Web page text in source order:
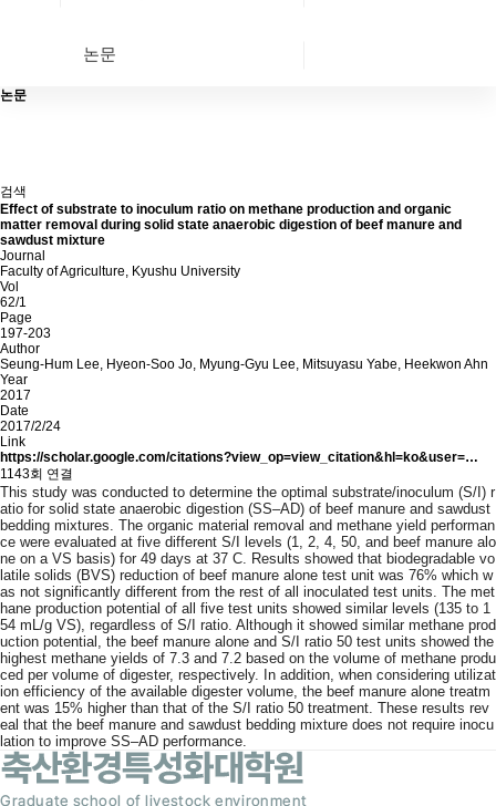
논문
논문
검색
Effect of substrate to inoculum ratio on methane production and organic
matter removal during solid state anaerobic digestion of beef manure and
sawdust mixture
Journal
Faculty of Agriculture, Kyushu University
Vol
62/1
Page
197-203
Author
Seung-Hum Lee, Hyeon-Soo Jo, Myung-Gyu Lee, Mitsuyasu Yabe, Heekwon Ahn
Year
2017
Date
2017/2/24
Link
https://scholar.google.com/citations?view_op=view_citation&hl=ko&user=…
1143회 연결
This study was conducted to determine the optimal substrate/inoculum (S/I) r
atio for solid state anaerobic digestion (SS–AD) of beef manure and sawdust
bedding mixtures. The organic material removal and methane yield performan
ce were evaluated at five different S/I levels (1, 2, 4, 50, and beef manure alo
ne on a VS basis) for 49 days at 37 C. Results showed that biodegradable vo
latile solids (BVS) reduction of beef manure alone test unit was 76% which w
as not significantly different from the rest of all inoculated test units. The met
hane production potential of all five test units showed similar levels (135 to 1
54 mL/g VS), regardless of S/I ratio. Although it showed similar methane prod
uction potential, the beef manure alone and S/I ratio 50 test units showed the
highest methane yields of 7.3 and 7.2 based on the volume of methane produ
ced per volume of digester, respectively. In addition, when considering utilizat
ion efficiency of the available digester volume, the beef manure alone treatm
ent was 15% higher than that of the S/I ratio 50 treatment. These results rev
eal that the beef manure and sawdust bedding mixture does not require inocu
lation to improve SS–AD performance.